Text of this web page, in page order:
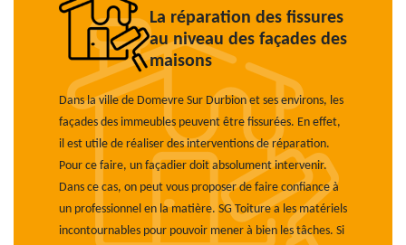
La réparation des fissures
au niveau des façades des
maisons
Dans la ville de Domevre Sur Durbion et ses environs, les
façades des immeubles peuvent être fissurées. En effet,
il est utile de réaliser des interventions de réparation.
Pour ce faire, un façadier doit absolument intervenir.
Dans ce cas, on peut vous proposer de faire confiance à
un professionnel en la matière. SG Toiture a les matériels
incontournables pour pouvoir mener à bien les tâches. Si